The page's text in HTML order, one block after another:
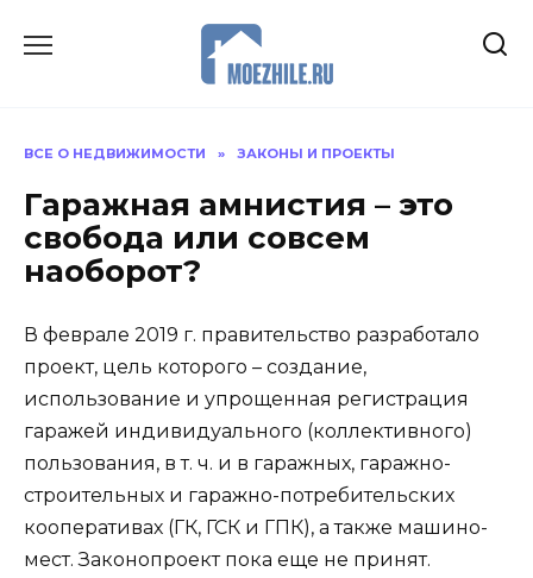
ВСЕ О НЕДВИЖИМОСТИ » ЗАКОНЫ И ПРОЕКТЫ
Гаражная амнистия – это
свобода или совсем
наоборот?
В феврале 2019 г. правительство разработало
проект, цель которого – создание,
использование и упрощенная регистрация
гаражей индивидуального (коллективного)
пользования, в т. ч. и в гаражных, гаражно-
строительных и гаражно-потребительских
кооперативах (ГК, ГСК и ГПК), а также машино-
мест. Законопроект пока еще не принят.